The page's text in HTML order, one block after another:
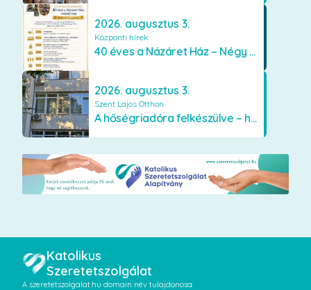
2026. augusztus 3.
Központi hírek
40 éves a Názáret Ház – Négy évtized szeretetben és gondoskodásban
2026. augusztus 3.
Szent Lajos Otthon
A hőségriadóra felkészülve – hűsítő fejlesztések a Szent Lajos Otthonban
Katolikus
Szeretetszolgálat
A szeretetszolgalat.hu domain név tulajdonosa: